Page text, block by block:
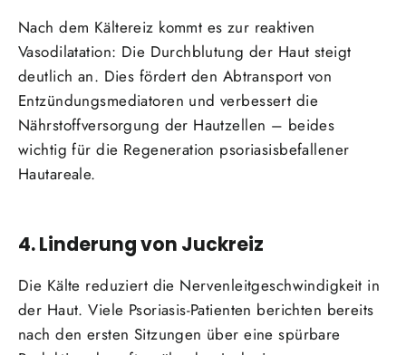
Nach dem Kältereiz kommt es zur reaktiven
Vasodilatation: Die Durchblutung der Haut steigt
deutlich an. Dies fördert den Abtransport von
Entzündungsmediatoren und verbessert die
Nährstoffversorgung der Hautzellen – beides
wichtig für die Regeneration psoriasisbefallener
Hautareale.
4. Linderung von Juckreiz
Die Kälte reduziert die Nervenleitgeschwindigkeit in
der Haut. Viele Psoriasis-Patienten berichten bereits
nach den ersten Sitzungen über eine spürbare